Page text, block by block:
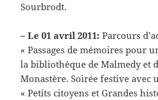
Sourbrodt.
– Le 01 avril 2011: Parcours
« Passages de mémoires pour
la bibliothèque de Malmedy et
Monastère. Soirée festive avec
« Petits citoyens et Grandes